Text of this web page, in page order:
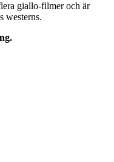
giallo-filmer och är
westerns.